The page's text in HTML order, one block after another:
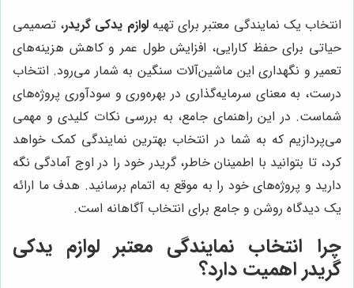
انتخاب یک نمایندگی معتبر برای تهیهلوازم یدکی گریدر، تصمیمی
حیاتی برای حفظ کارایی، افزایش طول عمر و کاهش هزینه‌های
تعمیر و نگهداری این ماشین‌آلات سنگین به شمار می‌رود. انتخاب
درست، به معنای سرمایه‌گذاری در بهره‌وری و سودآوری پروژه‌های
شماست. در این راهنمای جامع، به بررسی نکات کلیدی و مهمی
می‌پردازیم که به شما در انتخاب بهترین نمایندگی کمک خواهد
کرد، تا بتوانید با اطمینان خاطر، گریدر خود را در اوج آمادگی نگه
دارید و پروژه‌های خود را به موقع به اتمام برسانید. هدف ما ارائه
یک دیدگاه روشن و جامع برای انتخاب آگاهانه است.
چرا انتخاب نمایندگی معتبر لوازم یدکی
گریدر اهمیت دارد؟